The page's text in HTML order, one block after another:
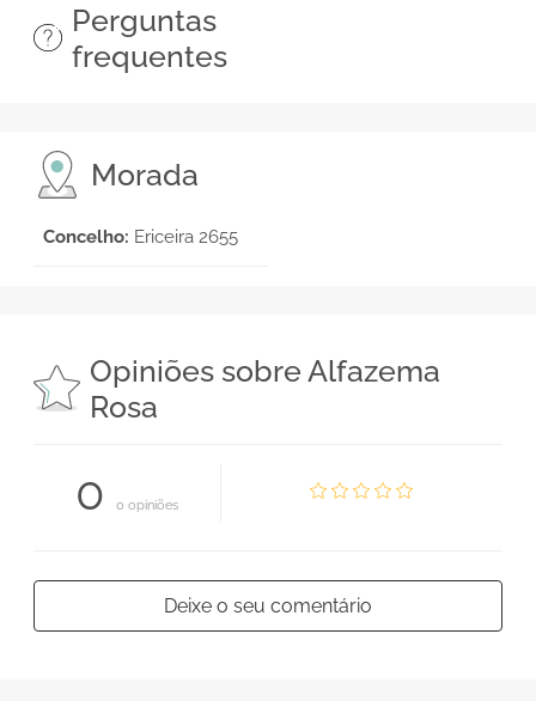
Perguntas
frequentes
Morada
Concelho: Ericeira 2655
Opiniões sobre Alfazema
Rosa
0 0 opiniões
Deixe o seu comentário